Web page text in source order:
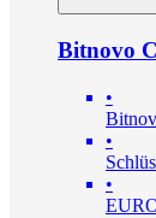
Bitnovo
•
•
•